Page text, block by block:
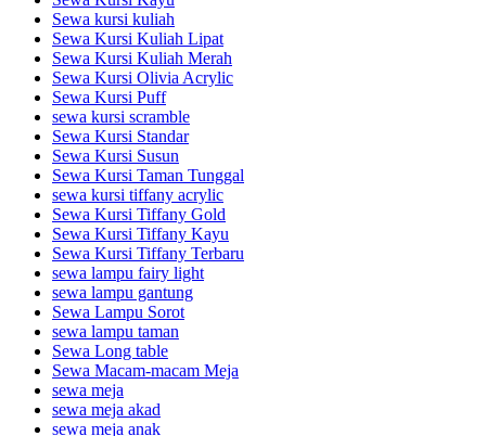
Sewa kursi kuliah
Sewa Kursi Kuliah Lipat
Sewa Kursi Kuliah Merah
Sewa Kursi Olivia Acrylic
Sewa Kursi Puff
sewa kursi scramble
Sewa Kursi Standar
Sewa Kursi Susun
Sewa Kursi Taman Tunggal
sewa kursi tiffany acrylic
Sewa Kursi Tiffany Gold
Sewa Kursi Tiffany Kayu
Sewa Kursi Tiffany Terbaru
sewa lampu fairy light
sewa lampu gantung
Sewa Lampu Sorot
sewa lampu taman
Sewa Long table
Sewa Macam-macam Meja
sewa meja
sewa meja akad
sewa meja anak